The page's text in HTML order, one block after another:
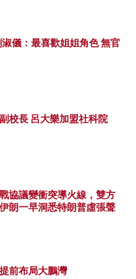
儀：最喜歡姐姐角色 無官
校長 呂大樂加盟社科院
協議變衝突導火線，雙方
朗一早洞悉特朗普虛張聲
前布局大鵬灣